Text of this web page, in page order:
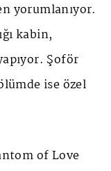
yorumlanıyor.
kabin,
Şoför
ise özel
of Love